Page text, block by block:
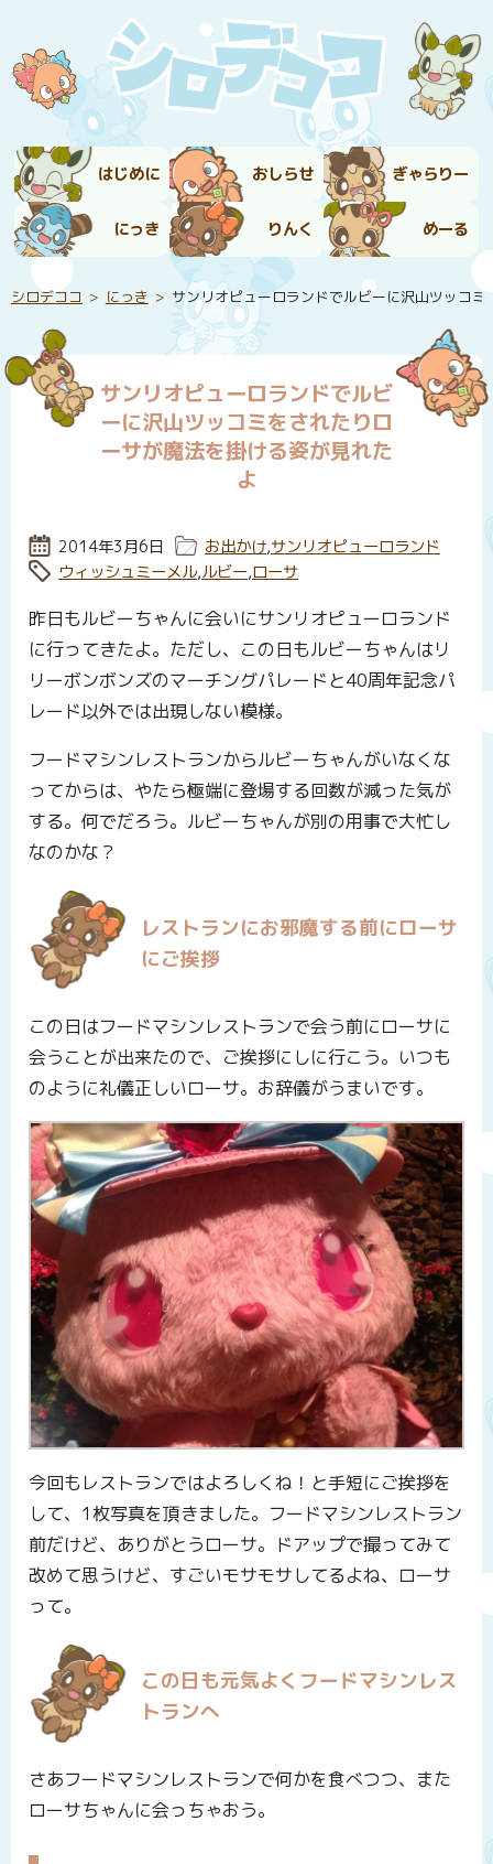
はじめに おしらせ ぎゃらりー
にっき りんく めーる
シロデココ にっき サンリオピューロランドでルビーに沢山ツッコ
サンリオピューロランドでルビ
ーに沢山ツッコミをされたりロ
ーサが魔法を掛ける姿が見れた
よ
投稿日:
2014年3月6日 カテゴリー:
お出かけ,サンリオピューロランド
タグ:
ウィッシュミーメル,ルビー,ローサ
昨日もルビーちゃんに会いにサンリオピューロランド
に行ってきたよ。ただし、この日もルビーちゃんはリ
リーボンボンズのマーチングパレードと40周年記念パ
レード以外では出現しない模様。
フードマシンレストランからルビーちゃんがいなくな
ってからは、やたら極端に登場する回数が減った気が
する。何でだろう。ルビーちゃんが別の用事で大忙し
なのかな？
レストランにお邪魔する前にローサ
にご挨拶
この日はフードマシンレストランで会う前にローサに
会うことが出来たので、ご挨拶にしに行こう。いつも
のように礼儀正しいローサ。お辞儀がうまいです。
今回もレストランではよろしくね！と手短にご挨拶を
して、1枚写真を頂きました。フードマシンレストラン
前だけど、ありがとうローサ。ドアップで撮ってみて
改めて思うけど、すごいモサモサしてるよね、ローサ
って。
この日も元気よくフードマシンレス
トランへ
さあフードマシンレストランで何かを食べつつ、また
ローサちゃんに会っちゃおう。